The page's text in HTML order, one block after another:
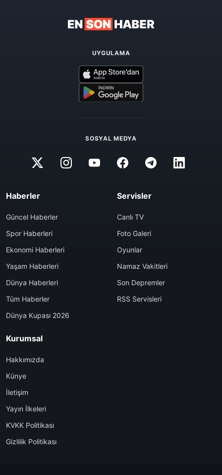
UYGULAMA
SOSYAL MEDYA
Haberler
Güncel Haberler
Spor Haberleri
Ekonomi Haberleri
Yaşam Haberleri
Dünya Haberleri
Tüm Haberler
Dünya Kupası 2026
Servisler
Canlı TV
Foto Galeri
Oyunlar
Namaz Vakitleri
Son Depremler
RSS Servisleri
Kurumsal
Hakkımızda
Künye
İletişim
Yayın İlkeleri
KVKK Politikası
Gizlilik Politikası